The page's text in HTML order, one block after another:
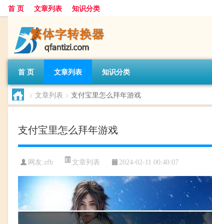
首 页 文章列表 知识分类
首 页 文章列表 知识分类
> 文章列表 > 支付宝里怎么拜年游戏
支付宝里怎么拜年游戏
网友:zfb 文章列表 2024-02-11 00:40:07